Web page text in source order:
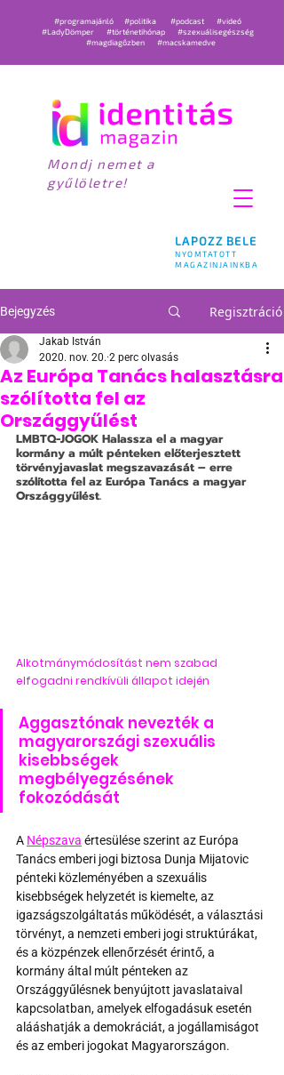
LAPOZZ BELE
NYOMTATOTT
MAGAZINJAINKBA
#programajánló #politika #podcast
#videó
#LadyDömper
#történetihónap
#szexuálisegészség
#magdiagőzben
#macskamedve
Mondj nemet a
gyűlöletre!
Bejegyzés Regisztráció
Az Európa Tanács halasztásra
szólította fel az
Országgyűlést
Jakab István
2020. nov. 20. 2 perc olvasás
LMBTQ-JOGOK Halassza el a magyar
kormány a múlt pénteken előterjesztett
törvényjavaslat megszavazását – erre
szólította fel az Európa Tanács a magyar
Országgyűlést.
Alkotmánymódosítást nem szabad
elfogadni rendkívüli állapot idején
Aggasztónak nevezték a
magyarországi szexuális
kisebbségek
megbélyegzésének
fokozódását
A Népszava értesülése szerint az Európa
Tanács emberi jogi biztosa Dunja Mijatovic
pénteki közleményében a szexuális
kisebbségek helyzetét is kiemelte, az
igazságszolgáltatás működését, a választási
törvényt, a nemzeti emberi jogi struktúrákat,
és a közpénzek ellenőrzését érintő, a
kormány által múlt pénteken az
Országgyűlésnek benyújtott javaslataival
kapcsolatban, amelyek elfogadásuk esetén
alááshatják a demokráciát, a jogállamiságot
és az emberi jogokat Magyarországon.